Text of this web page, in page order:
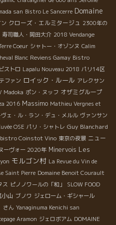
san Bistro Le Sancerre Domaine
クローズ・エルミタージュ 2300年の
寿司職人・岡田大介 2018 Vendange
Coeur シャトー・オゾンヌ Calim
Blanc Reviens Gamay Bistro
ストロ Lapalu Nouveau 2018 パリ14区
ファン ロイック・ルール アレクサン
Madoka ポン・ヌッフ オザミグループ
2016 Massimo Mathieu Vergnes et
ェ・ル・ラン・デュ・メルル ヴァンサン
OSE パリ・シャトレ Guy Blanchard
Coinstot Vino 東京の夜景 ニュー
ーヴォー 2020年 Minervois Les
モルゴン村 La Revue du Vin de
Saint Pierre Domaine Benoit Courault
ス ピノノワールの「和」
SLOW FOOD
山 ブノワ ジェローム・ギシャール
さん Yanaginuma Kenichi san
Aramon ジェロボアム DOMAINE